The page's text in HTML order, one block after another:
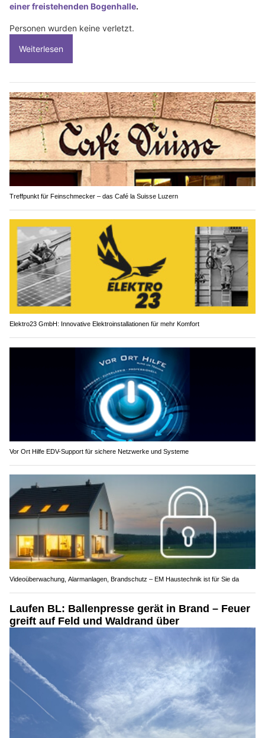
einer freistehenden Bogenhalle.
Personen wurden keine verletzt.
Weiterlesen
Treffpunkt für Feinschmecker – das Café la Suisse Luzern
Elektro23 GmbH: Innovative Elektroinstallationen für mehr Komfort
Vor Ort Hilfe EDV-Support für sichere Netzwerke und Systeme
Videoüberwachung, Alarmanlagen, Brandschutz – EM Haustechnik ist für Sie da
Laufen BL: Ballenpresse gerät in Brand – Feuer
greift auf Feld und Waldrand über